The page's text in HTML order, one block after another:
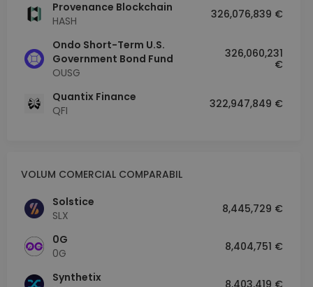
Provenance Blockchain
HASH
326,076,839 €
Ondo Short-Term U.S.
Government Bond Fund
OUSG
326,060,231
€
Quantix Finance
QFI
322,947,849 €
VOLUM COMERCIAL COMPARABIL
Solstice
SLX
8,445,729 €
0G
0G
8,404,751 €
Synthetix